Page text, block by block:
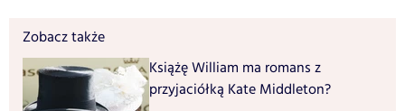
Zobacz także
Książę William ma romans z
przyjaciółką Kate Middleton?